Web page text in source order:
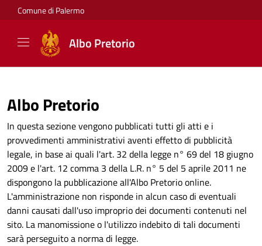
Comune di Palermo
Albo Pretorio
Albo Pretorio
In questa sezione vengono pubblicati tutti gli atti e i
provvedimenti amministrativi aventi effetto di pubblicità
legale, in base ai quali l'art. 32 della legge n° 69 del 18 giugno
2009 e l'art. 12 comma 3 della L.R. n° 5 del 5 aprile 2011 ne
dispongono la pubblicazione all'Albo Pretorio online.
L'amministrazione non risponde in alcun caso di eventuali
danni causati dall'uso improprio dei documenti contenuti nel
sito. La manomissione o l'utilizzo indebito di tali documenti
sarà perseguito a norma di legge.